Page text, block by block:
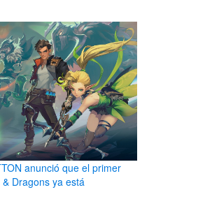
anunció que el primer
Dragons ya está